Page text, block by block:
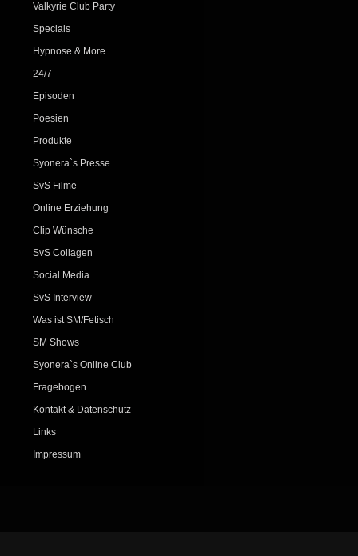
Valkyrie Club Party
Specials
Hypnose & More
24/7
Episoden
Poesien
Produkte
Syonera`s Presse
SvS Filme
Online Erziehung
Clip Wünsche
SvS Collagen
Social Media
SvS Interview
Was ist SM/Fetisch
SM Shows
Syonera`s Online Club
Fragebogen
Kontakt & Datenschutz
Links
Impressum